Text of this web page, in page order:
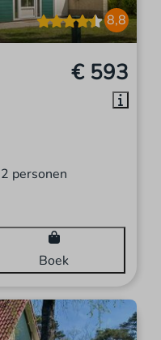
8,8
€ 593
personen
Boek